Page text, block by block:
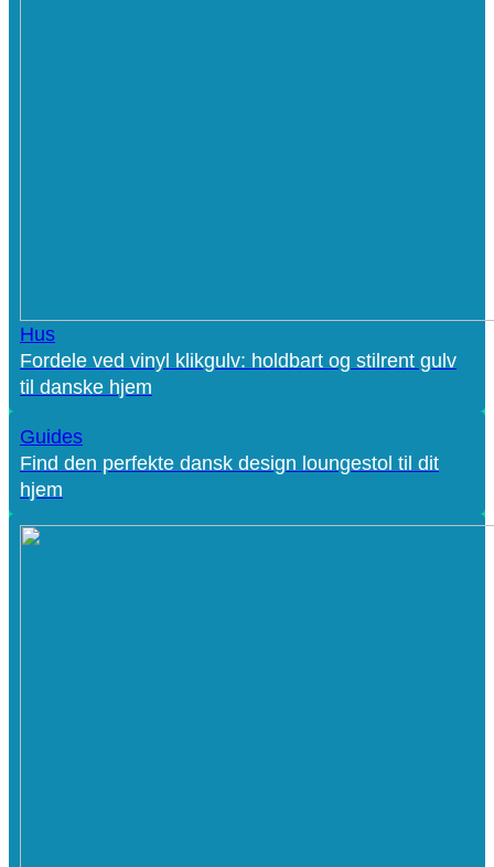
Hus
Fordele ved vinyl klikgulv: holdbart og stilrent gulv
til danske hjem
Guides
Find den perfekte dansk design loungestol til dit
hjem